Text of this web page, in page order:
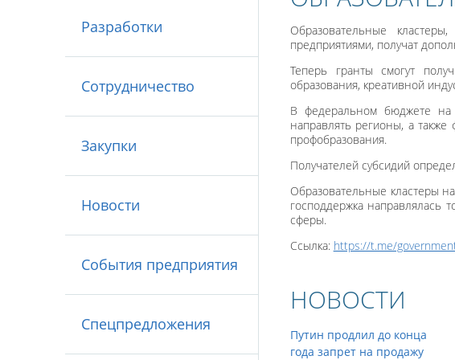
Разработки
Сотрудничество
Закупки
Новости
События предприятия
Спецпредложения
Образовательные
предприятиями, получат
Теперь гранты смогут
образования, креативной
В федеральном бюджете на
направлять регионы, а
профобразования.
Получателей субсидий
Образовательные кластеры
господдержка направлялась
сферы.
Ссылка: https://t.me/
НОВОСТИ
Путин продлил до конца
года запрет на продажу